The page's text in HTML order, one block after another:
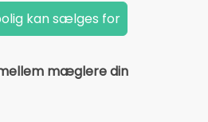
mæglere din